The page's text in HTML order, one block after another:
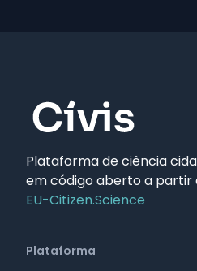
Plataforma de ciência
em código aberto a partir
EU-Citizen.Science
Plataforma